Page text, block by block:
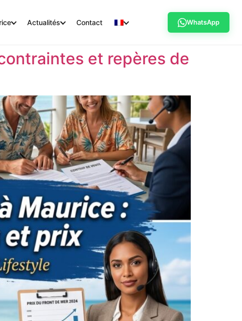
Actualités Contact WhatsApp
et repères de